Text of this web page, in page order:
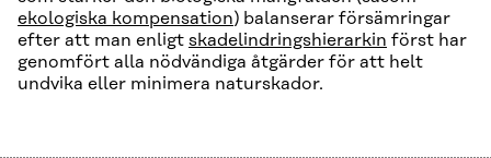
ekologiska kompensation) balanserar försämringar
efter att man enligt skadelindringshierarkin först har
genomfört alla nödvändiga åtgärder för att helt
undvika eller minimera naturskador.